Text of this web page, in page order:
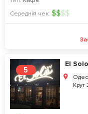
Середній чек: $$$$
5
El Solo
Крут